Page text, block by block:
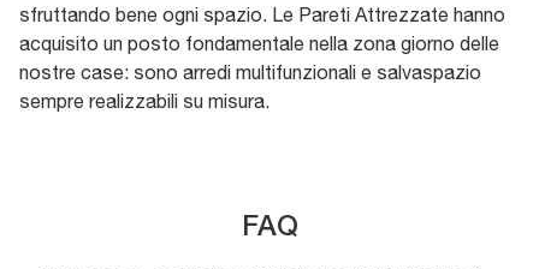
sfruttando bene ogni spazio. Le Pareti Attrezzate hanno
acquisito un posto fondamentale nella zona giorno delle
nostre case: sono arredi multifunzionali e salvaspazio
sempre realizzabili su misura.
FAQ